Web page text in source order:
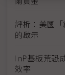
評析：美國
的啟示
InP基板荒恐
效率